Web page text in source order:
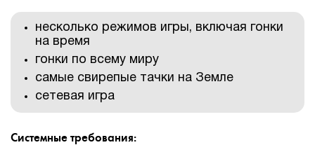
несколько режимов игры, включая гонки
на время
гонки по всему миру
самые свирепые тачки на Земле
сетевая игра
Системные требования: